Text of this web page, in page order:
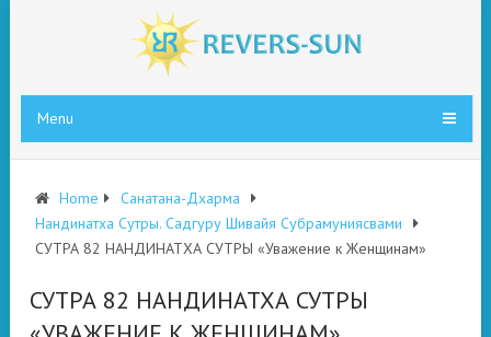
Menu
Home
Санатана-Дхарма
Нандинатха Сутры. Садгуру Шивайя Субрамуниясвами
СУТРА 82 НАНДИНАТХА СУТРЫ «Уважение к Женщинам»
СУТРА 82 НАНДИНАТХА СУТРЫ